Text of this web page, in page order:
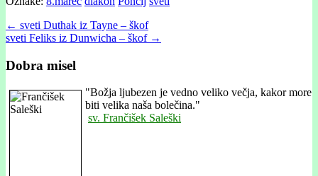
Post
navigation
← sveti Duthak iz Tayne – škof
sveti Feliks iz Dunwicha – škof →
Dobra misel
"Božja ljubezen je vedno veliko večja, kakor more
biti velika naša bolečina."
sv. Frančišek Saleški